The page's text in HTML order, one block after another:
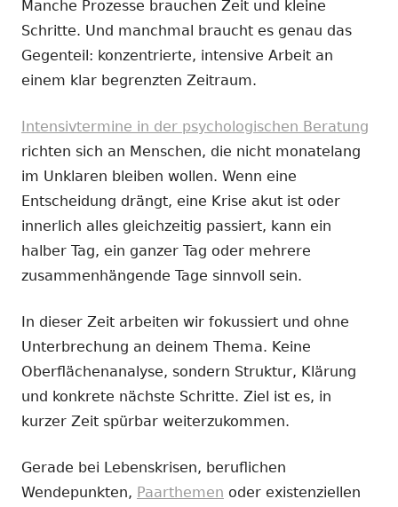
Manche Prozesse brauchen Zeit und kleine
Schritte. Und manchmal braucht es genau das
Gegenteil: konzentrierte, intensive Arbeit an
einem klar begrenzten Zeitraum.
Intensivtermine in der psychologischen Beratung
richten sich an Menschen, die nicht monatelang
im Unklaren bleiben wollen. Wenn eine
Entscheidung drängt, eine Krise akut ist oder
innerlich alles gleichzeitig passiert, kann ein
halber Tag, ein ganzer Tag oder mehrere
zusammenhängende Tage sinnvoll sein.
In dieser Zeit arbeiten wir fokussiert und ohne
Unterbrechung an deinem Thema. Keine
Oberflächenanalyse, sondern Struktur, Klärung
und konkrete nächste Schritte. Ziel ist es, in
kurzer Zeit spürbar weiterzukommen.
Gerade bei Lebenskrisen, beruflichen
Wendepunkten, Paarthemen oder existenziellen